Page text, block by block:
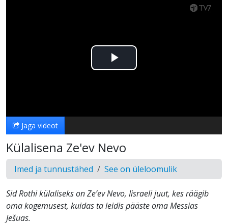
Esita
Jaga videot
Külalisena Ze'ev Nevo
Imed ja tunnustähed See on üleloomulik
Sid Rothi külaliseks on Ze’ev Nevo, Iisraeli juut, kes räägib
oma kogemusest, kuidas ta leidis pääste oma Messias
Ješuas.